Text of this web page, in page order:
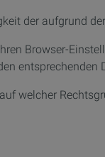
der aufgrund
Browser-
entsprechenden
welcher